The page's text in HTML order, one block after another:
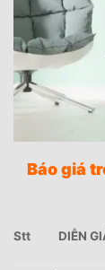
Báo giá
Stt DIỄN